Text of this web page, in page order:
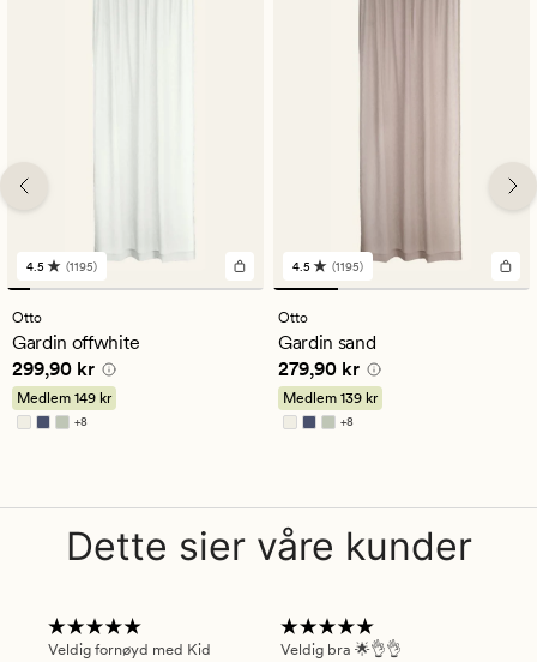
1195
anmeldelser
med
en
gjennomsnittlig
vurdering
på
4.5
4.5 (1195)
Otto
Gardin offwhite
Pris 299,90 kr
299,90 kr
Medlem 149 kr
+8
Tilgjengelig i flere farger
1195
anmeldelser
med
en
gjennomsnittlig
vurdering
på
4.5
4.5 (1195)
Otto
Gardin sand
Pris 279,90 kr
279,90 kr
Medlem 139 kr
+8
Tilgjengelig i flere farger
Dette sier våre kunder
Veldig fornøyd med Kid
Veldig bra 🌟👌👌